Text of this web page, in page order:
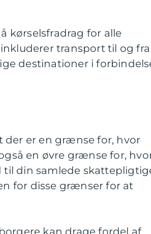
kørselsfradrag for alle
transport til og fra
destinationer i
er en grænse for, hvor
en øvre grænse for,
til din samlede
for disse grænser for at
kan drage fordel af.